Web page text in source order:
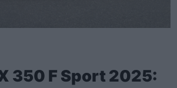
350 F Sport 2025: